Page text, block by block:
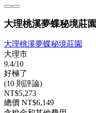
大理桃溪夢蝶秘境莊園
大理桃溪夢蝶秘境莊園
大理市
9.4/10
好極了
(10 則評論)
NT$5,273
總價 NT$6,149